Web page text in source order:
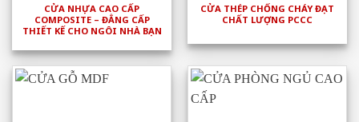
CỬA NHỰA CAO CẤP
COMPOSITE – ĐẲNG CẤP
THIẾT KẾ CHO NGÔI NHÀ BẠN
CỬA THÉP CHỐNG CHÁY ĐẠT
CHẤT LƯỢNG PCCC